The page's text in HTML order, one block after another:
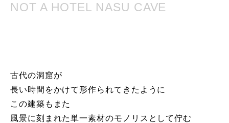
NOT A HOTEL NASU CAVE
古代の洞窟が
長い時間をかけて形作られてきたように
この建築もまた
風景に刻まれた単一素材のモノリスとして佇む